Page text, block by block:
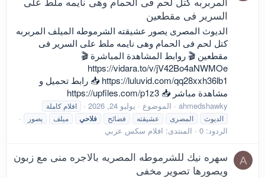
السرير فى مقطعين
الديوث المصرى يصور عشيقته الشرموطه الميلف المربربه
كتل لحم فى الحمام وهى نايمه ملط على السرير فى
مقطعين 🎬 روابط المشاهدة المباشرة 🎬
https://vidara.to/v/jV42Bo4aNWMOe
https://luluvid.com/qq28xxh36lb1 📥 رابط تحميل و
مشاهدة مباشر 📥 https://upfiles.com/p1z3
ahmedshawky الموضوع يوليو 24, 2026
افلام كاملة
الديوث
المصرى عشيقته فضائح فلاحي ميلف يصور
الردود: 0 المنتدى: افلام سكس عربي
A
سهره نيك للشرموطه المصريه بالاجره منى مع زبون
ويصورها تصوير مخفى